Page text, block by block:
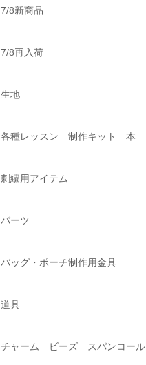
7/8新商品
7/8再入荷
生地
各種レッスン 制作キット 本
刺繍用アイテム
パーツ
バッグ・ポーチ制作用金具
道具
チャーム ビーズ スパンコール